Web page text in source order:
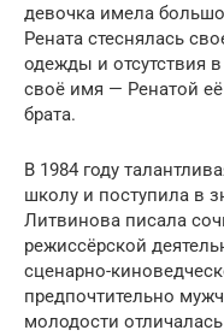
девочка имела
Рената стеснялась
одежды и отсутствия
своё имя — Ренатой её
брата.
В 1984 году
школу и поступила в
Литвинова писала
режиссёрской
сценарно-
предпочтительно
молодости